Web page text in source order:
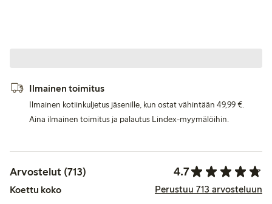
Ilmainen toimitus
Ilmainen kotiinkuljetus jäsenille, kun ostat vähintään 49,99 €.
Aina ilmainen toimitus ja palautus Lindex-myymälöihin.
Arvostelut (713) 4.7
Koettu koko Perustuu 713 arvosteluun